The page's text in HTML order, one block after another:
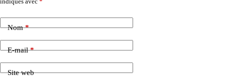
Nom*
E-mail*
Site web